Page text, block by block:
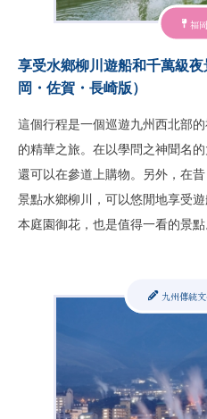
福
享受水鄉柳川遊船和千萬級
岡・佐賀・長崎版）
這個行程是一個巡遊九州西北部
的精華之旅。在以學問之神聞名
還可以在參道上購物。另外，在
景點水鄉柳川，可以悠閒地享受
本庭園御花，也是值得一看的景
九州傳統